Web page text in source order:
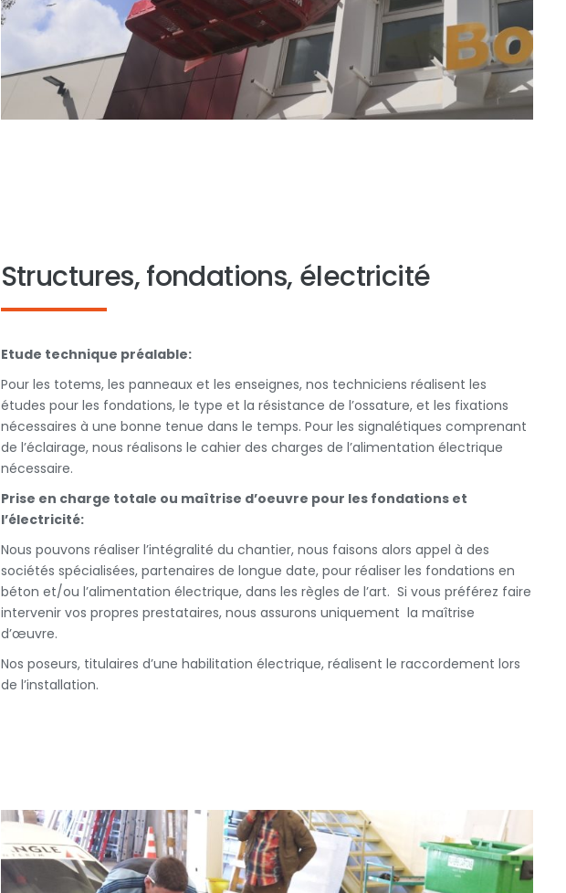
Structures, fondations, électricité
Etude technique préalable:
Pour les totems, les panneaux et les enseignes, nos techniciens réalisent les
études pour les fondations, le type et la résistance de l’ossature, et les fixations
nécessaires à une bonne tenue dans le temps. Pour les signalétiques comprenant
de l’éclairage, nous réalisons le cahier des charges de l’alimentation électrique
nécessaire.
Prise en charge totale ou maîtrise d’oeuvre pour les fondations et
l’électricité:
Nous pouvons réaliser l’intégralité du chantier, nous faisons alors appel à des
sociétés spécialisées, partenaires de longue date, pour réaliser les fondations en
béton et/ou l’alimentation électrique, dans les règles de l’art. Si vous préférez faire
intervenir vos propres prestataires, nous assurons uniquement la maîtrise
d’œuvre.
Nos poseurs, titulaires d’une habilitation électrique, réalisent le raccordement lors
de l’installation.